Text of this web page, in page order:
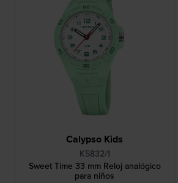
Calypso Kids
K5832/1
Sweet Time 33 mm Reloj analógico
para niños